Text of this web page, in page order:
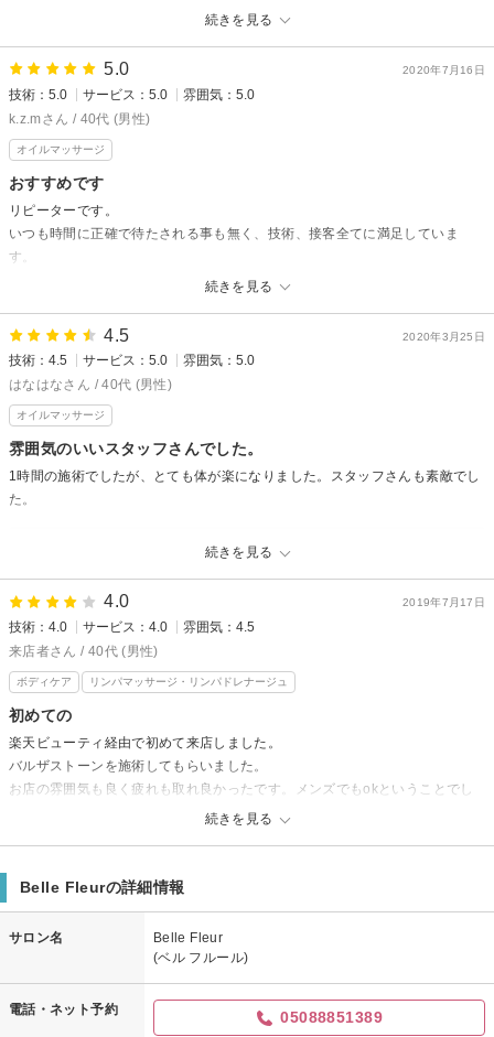
続きを見る
お身体の疲れを感じたら、是非またご利用下さいませ。
この度はとても嬉しい口コミをありがとうございました。
2020年7月16日
5.0
技術：5.0 サービス：5.0
雰囲気：5.0
k.z.mさん / 40代 (男性)
オイルマッサージ
おすすめです
続きを見る
リピーターです。
いつも時間に正確で待たされる事も無く、技術、接客全てに満足していま
す。
細かな事にも対応してくれて、ありがたいです。
当サロンをいつもご利用下さりありがとうございます。
嬉しい口コミも本当にありがとうございます！
これからもk.z.m様のお言葉に恥じぬよう、邁進して参ります。
またお会い出来ます日を心よりお待ちしております！
2020年3月25日
4.5
技術：4.5 サービス：5.0
雰囲気：5.0
はなはなさん / 40代 (男性)
オイルマッサージ
雰囲気のいいスタッフさんでした。
続きを見る
1時間の施術でしたが、とても体が楽になりました。スタッフさんも素敵でし
た。
この度は当サロンにお越しいただきありがとうございました。
嬉しい口コミもありがとうございます！
お身体の疲れが少しでも解消できたようで安心致しました。
2019年7月17日
4.0
技術：4.0 サービス：4.0
雰囲気：4.5
来店者さん / 40代 (男性)
ボディケア リンパマッサージ・リンパドレナージュ
初めての
続きを見る
楽天ビューティ経由で初めて来店しました。
バルザストーンを施術してもらいました。
お店の雰囲気も良く疲れも取れ良かったです。メンズでもokということでし
来店者様
この度は当サロンにお越しいただき、ありがとうございました。
嬉しい口コミもありがとうございます。
お身体の疲れを感じたら、是非またご利用下さいませ。
来店者様のまたのご来店を心よりお待ちしております。
Belle Fleurの詳細情報
サロン名
Belle Fleur
(ベル フルール)
電話・ネット予約 05088851389